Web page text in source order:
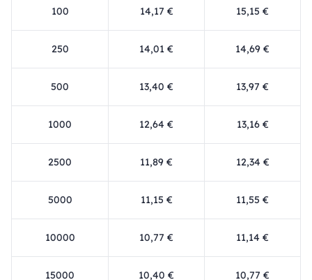
100 14,17 € 15,15 €
250 14,01 € 14,69 €
500 13,40 € 13,97 €
1000 12,64 € 13,16 €
2500 11,89 € 12,34 €
5000 11,15 € 11,55 €
10000 10,77 € 11,14 €
15000 10,40 € 10,77 €